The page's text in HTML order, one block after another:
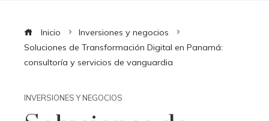
Inicio
Inversiones y negocios
Soluciones de Transformación Digital en Panamá:
consultoría y servicios de vanguardia
INVERSIONES Y NEGOCIOS